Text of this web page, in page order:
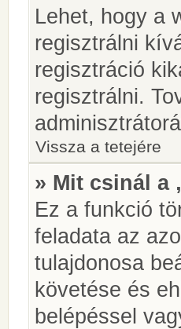
Lehet, hogy a
regisztrálni
regisztráció
regisztrálni.
Vissza a tetejére
» Mit csinál a
Ez a funkció
feladata az
tulajdonosa
követése és
belépéssel